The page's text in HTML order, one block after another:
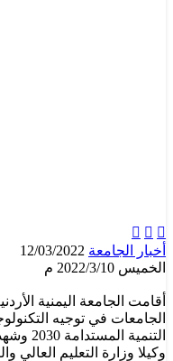
  
أخبار الجامعة 12/03/2022
الخميس 2022/3/10 م
أقامت الجامعة اليمنية
الجامعات في توجيه
وكيلا وزارة التعليم العالي